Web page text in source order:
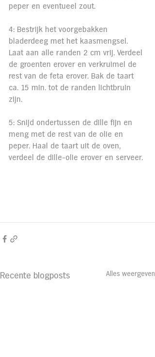
peper en eventueel zout.
4: Bestrijk het voorgebakken
bladerdeeg met het kaasmengsel.
Laat aan alle randen 2 cm vrij. Verdeel
de groenten erover en verkruimel de
rest van de feta erover. Bak de taart
ca. 15 min. tot de randen lichtbruin
zijn.
5: Snijd ondertussen de dille fijn en
meng met de rest van de olie en
peper. Haal de taart uit de oven,
verdeel de dille-olie erover en serveer.
Recente blogposts Alles weergeven